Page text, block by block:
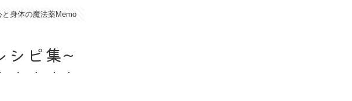
身体の魔法薬Memo
ピ集~